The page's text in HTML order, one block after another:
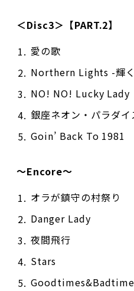
＜Disc3＞【PART.2】
愛の歌
Northern Lights -輝
NO! NO! Lucky Lady
銀座ネオン・パラダイ
Goin’ Back To 1981
〜Encore〜
オラが鎮守の村祭り
Danger Lady
夜間飛行
Stars